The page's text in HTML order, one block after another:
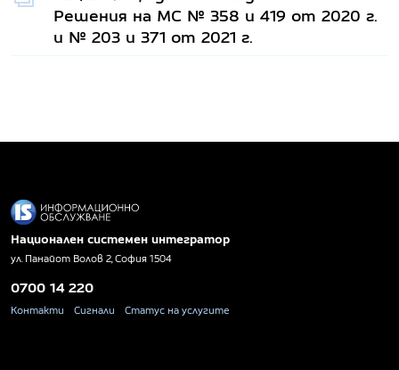
Решения на МС № 358 и 419 от 2020 г.
и № 203 и 371 от 2021 г.
Национален системен интегратор
ул. Панайот Волов 2, София 1504
0700 14 220
Контакти Сигнали Статус на услугите